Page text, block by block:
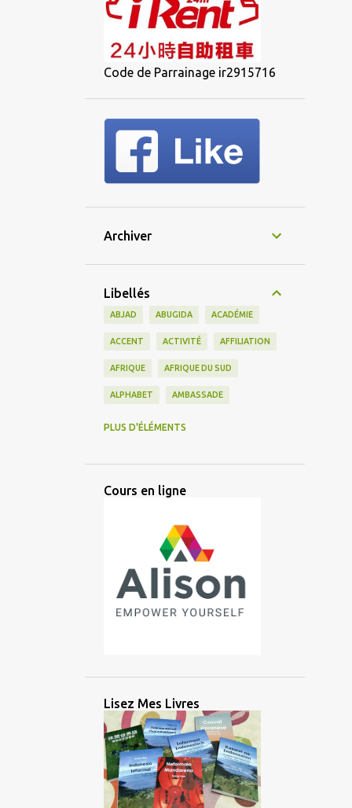
Code de Parrainage ir2915716
Archiver
Libellés
ABJAD ABUGIDA ACADÉMIE
ACCENT ACTIVITÉ AFFILIATION
AFRIQUE AFRIQUE DU SUD
ALPHABET AMBASSADE
AMERICAIN
ARGENT
ARTIFICIELLE
ASIATIQUE ASIE ASIE CENTRALE
ASIE DE L'EST ASIE DU SUD
AVANTAGE AZERBAÏDJAN
BALINAIS BANGLADESH BATAK
BATAN BATANES BAYBAYIN
BILINGUE BRAHMI BRITANNIQUE
PLUS D'ÉLÉMENTS
Cours en ligne
Lisez Mes Livres